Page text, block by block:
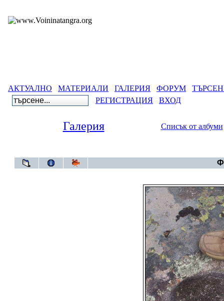
АКТУАЛНО МАТЕРИАЛИ ГАЛЕРИЯ ФОРУМ
РЕГИСТРАЦИЯ
ВХОД
Галерия Списък от албуми